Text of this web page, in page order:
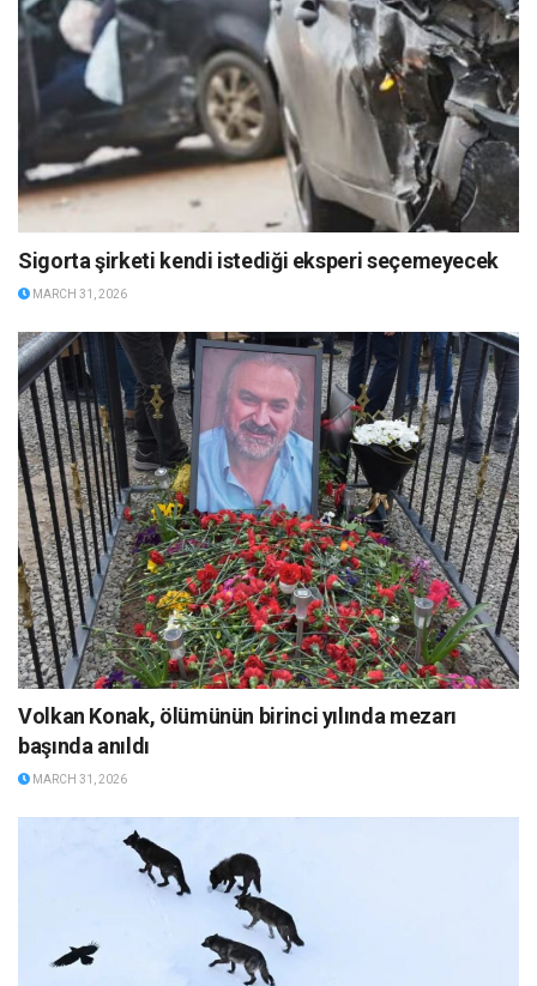
Sigorta şirketi kendi istediği eksperi seçemeyecek
MARCH 31, 2026
Volkan Konak, ölümünün birinci yılında mezarı
başında anıldı
MARCH 31, 2026